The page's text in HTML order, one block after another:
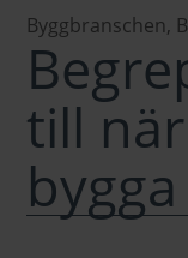
Byggbranschen,
till